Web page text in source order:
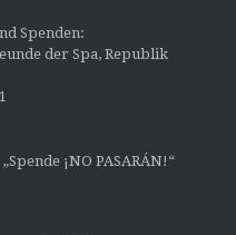
Spenden:
der Spa, Republik
¡NO PASARÁN!“